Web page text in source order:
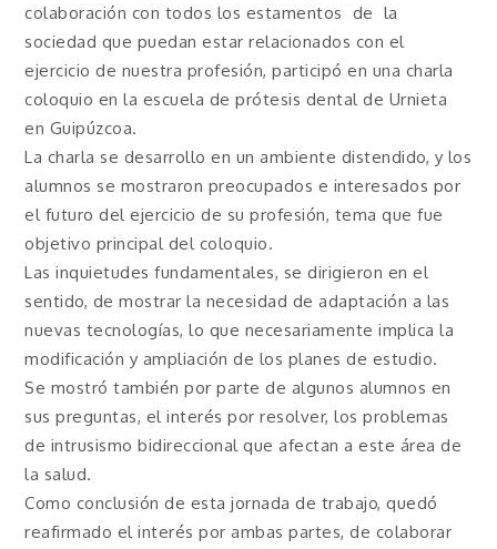
colaboración con todos los estamentos de la
sociedad que puedan estar relacionados con el
ejercicio de nuestra profesión, participó en una charla
coloquio en la escuela de prótesis dental de Urnieta
en Guipúzcoa.
La charla se desarrollo en un ambiente distendido, y los
alumnos se mostraron preocupados e interesados por
el futuro del ejercicio de su profesión, tema que fue
objetivo principal del coloquio.
Las inquietudes fundamentales, se dirigieron en el
sentido, de mostrar la necesidad de adaptación a las
nuevas tecnologías, lo que necesariamente implica la
modificación y ampliación de los planes de estudio.
Se mostró también por parte de algunos alumnos en
sus preguntas, el interés por resolver, los problemas
de intrusismo bidireccional que afectan a este área de
la salud.
Como conclusión de esta jornada de trabajo, quedó
reafirmado el interés por ambas partes, de colaborar